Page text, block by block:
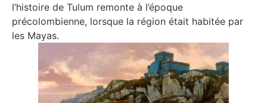
l’histoire de Tulum remonte à l’époque
précolombienne, lorsque la région était habitée par
les Mayas.